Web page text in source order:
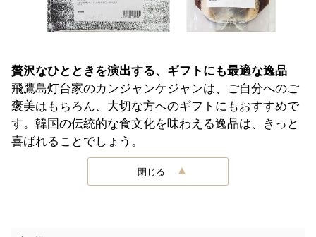
贅沢なひとときを演出する、ギフトにも最適な逸品
飛鷹島灯台家のカンジャンケジャンは、ご自分へのご
褒美はもちろん、大切な方へのギフトにもおすすめで
す。韓国の伝統的な食文化を味わえる逸品は、きっと
喜ばれることでしょう。
閉じる